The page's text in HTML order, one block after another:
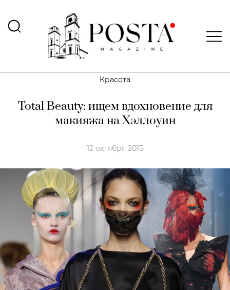
Красота
Total Beauty: ищем вдохновение для
макияжа на Хэллоуин
12 октября 2015